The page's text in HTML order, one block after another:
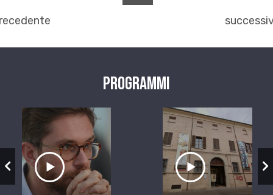
Programmi
Ascolta il servizio Ascolta il